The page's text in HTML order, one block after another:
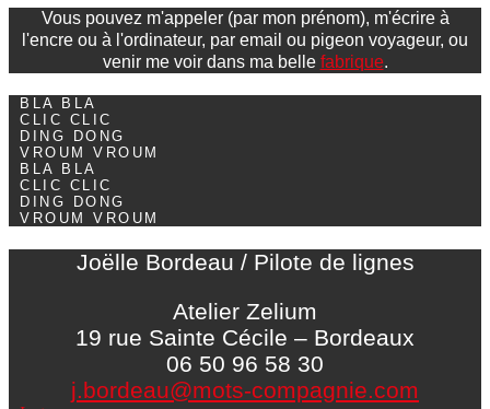
Vous pouvez m'appeler (par mon prénom), m'écrire à
l'encre ou à l'ordinateur, par email ou pigeon voyageur, ou
venir me voir dans ma belle fabrique.
BLA BLA
CLIC CLIC
DING DONG
VROUM VROUM
BLA BLA
CLIC CLIC
DING DONG
VROUM VROUM
Joëlle Bordeau / Pilote de lignes
Atelier Zelium
19 rue Sainte Cécile – Bordeaux
06 50 96 58 30
j.bordeau@mots-compagnie.com